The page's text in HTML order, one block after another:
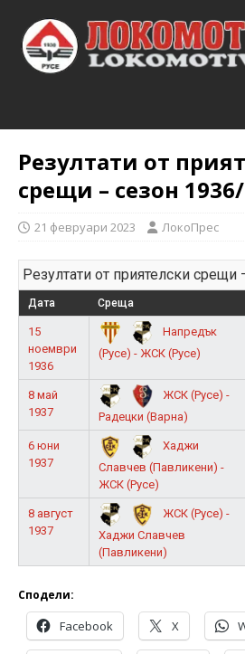
Резултати от
срещи – сезон
21 февруари 2023 ЛокоПрес
Резултати от приятелски
Дата Среща
15
ноември
1936
Напредък
(Русе) - ЖСК (Русе)
8 май
1937
ЖСК (Русе) -
Радецки (Варна)
6 юни
1937
Хаджи
Славчев (Павликени) -
ЖСК (Русе)
8 август
1937
ЖСК (Русе) -
Хаджи Славчев
(Павликени)
Сподели:
Facebook X